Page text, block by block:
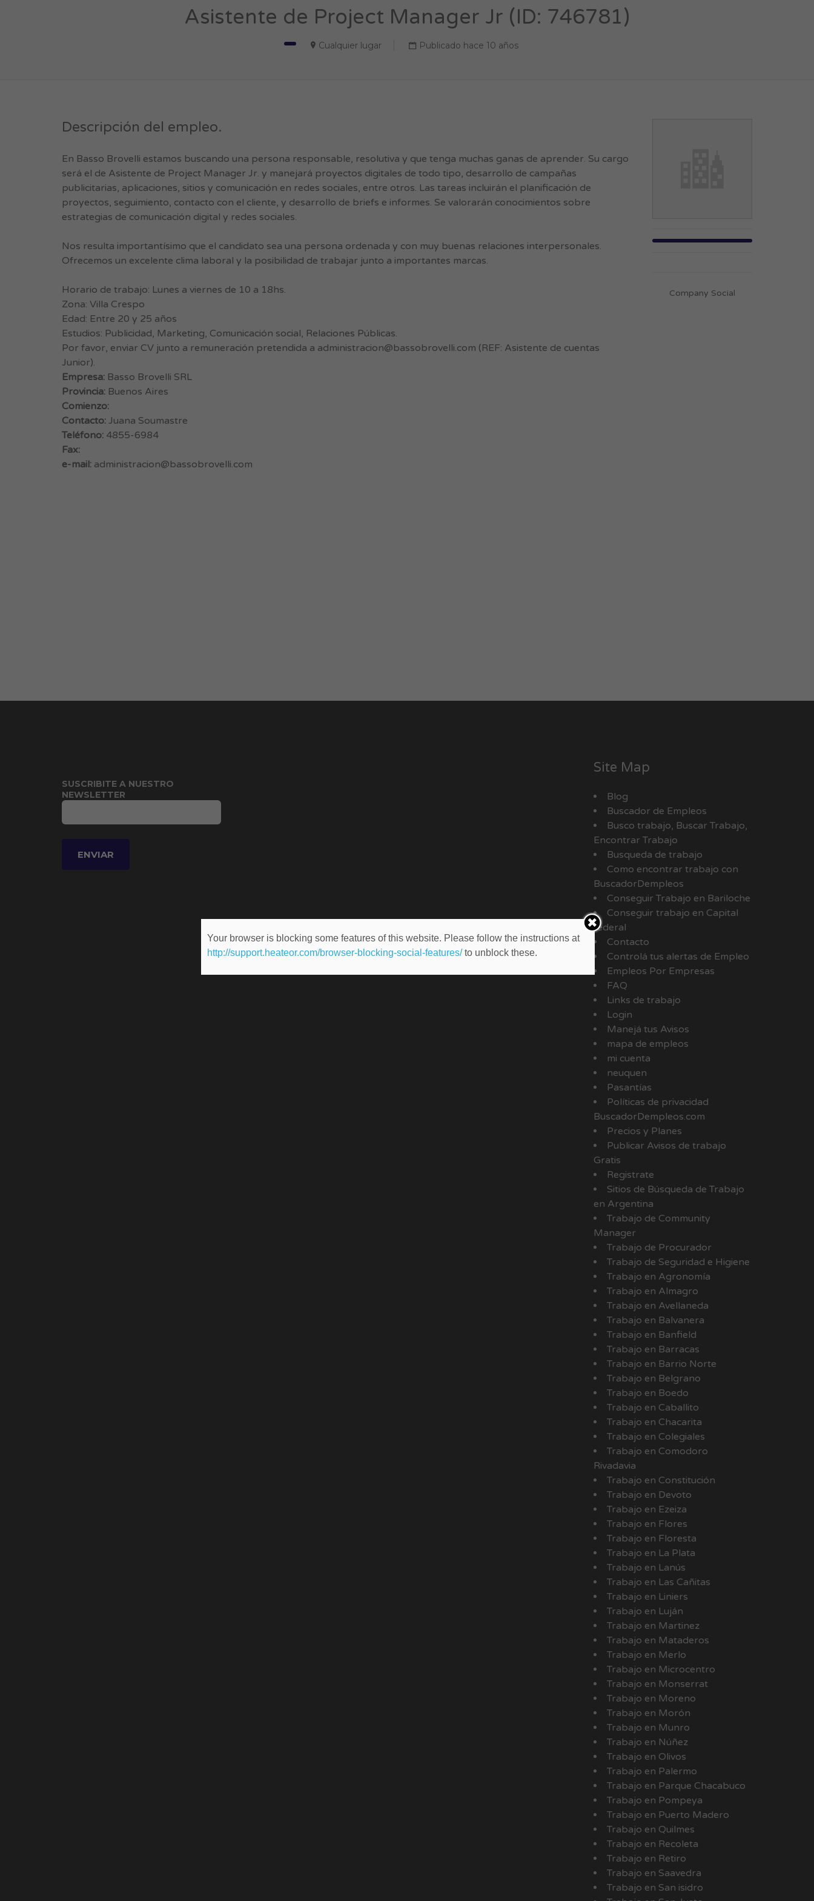
Asistente de Project Manager Jr (ID: 746781)
Cualquier lugar Publicado hace 10 años
Descripción del empleo.
En Basso Brovelli estamos buscando una persona responsable, resolutiva y que tenga muchas ganas de aprender. Su cargo
será el de Asistente de Project Manager Jr. y manejará proyectos digitales de todo tipo, desarrollo de campañas
publicitarias, aplicaciones, sitios y comunicación en redes sociales, entre otros. Las tareas incluirán el planificación de
proyectos, seguimiento, contacto con el cliente, y desarrollo de briefs e informes. Se valorarán conocimientos sobre
estrategias de comunicación digital y redes sociales.
Nos resulta importantísimo que el candidato sea una persona ordenada y con muy buenas relaciones interpersonales.
Ofrecemos un excelente clima laboral y la posibilidad de trabajar junto a importantes marcas.
Horario de trabajo: Lunes a viernes de 10 a 18hs.
Zona: Villa Crespo
Edad: Entre 20 y 25 años
Estudios: Publicidad, Marketing, Comunicación social, Relaciones Públicas.
Por favor, enviar CV junto a remuneración pretendida a administracion@bassobrovelli.com (REF: Asistente de cuentas
Junior).
Empresa: Basso Brovelli SRL
Provincia: Buenos Aires
Comienzo:
Contacto: Juana Soumastre
Teléfono: 4855-6984
Fax:
e-mail: administracion@bassobrovelli.com
Company Social
SUSCRIBITE A NUESTRO
NEWSLETTER
Site Map
Blog
Buscador de Empleos
Busco trabajo, Buscar Trabajo,
Encontrar Trabajo
Busqueda de trabajo
Como encontrar trabajo con
BuscadorDempleos
Conseguir Trabajo en Bariloche
Conseguir trabajo en Capital
federal
Contacto
Controlá tus alertas de Empleo
Empleos Por Empresas
FAQ
Links de trabajo
Login
Manejá tus Avisos
mapa de empleos
mi cuenta
neuquen
Pasantías
Políticas de privacidad
BuscadorDempleos.com
Precios y Planes
Publicar Avisos de trabajo
Gratis
Registrate
Sitios de Búsqueda de Trabajo
en Argentina
Trabajo de Community
Manager
Trabajo de Procurador
Trabajo de Seguridad e Higiene
Trabajo en Agronomía
Trabajo en Almagro
Trabajo en Avellaneda
Trabajo en Balvanera
Trabajo en Banfield
Trabajo en Barracas
Trabajo en Barrio Norte
Trabajo en Belgrano
Trabajo en Boedo
Trabajo en Caballito
Trabajo en Chacarita
Trabajo en Colegiales
Trabajo en Comodoro
Rivadavia
Trabajo en Constitución
Trabajo en Devoto
Trabajo en Ezeiza
Trabajo en Flores
Trabajo en Floresta
Trabajo en La Plata
Trabajo en Lanús
Trabajo en Las Cañitas
Trabajo en Liniers
Trabajo en Luján
Trabajo en Martinez
Trabajo en Mataderos
Trabajo en Merlo
Trabajo en Microcentro
Trabajo en Monserrat
Trabajo en Moreno
Trabajo en Morón
Trabajo en Munro
Trabajo en Núñez
Trabajo en Olivos
Trabajo en Palermo
Trabajo en Parque Chacabuco
Trabajo en Pompeya
Trabajo en Puerto Madero
Trabajo en Quilmes
Trabajo en Recoleta
Trabajo en Retiro
Trabajo en Saavedra
Trabajo en San isidro
Your browser is blocking some features of this website. Please follow the instructions at
http://support.heateor.com/browser-blocking-social-features/to unblock these.